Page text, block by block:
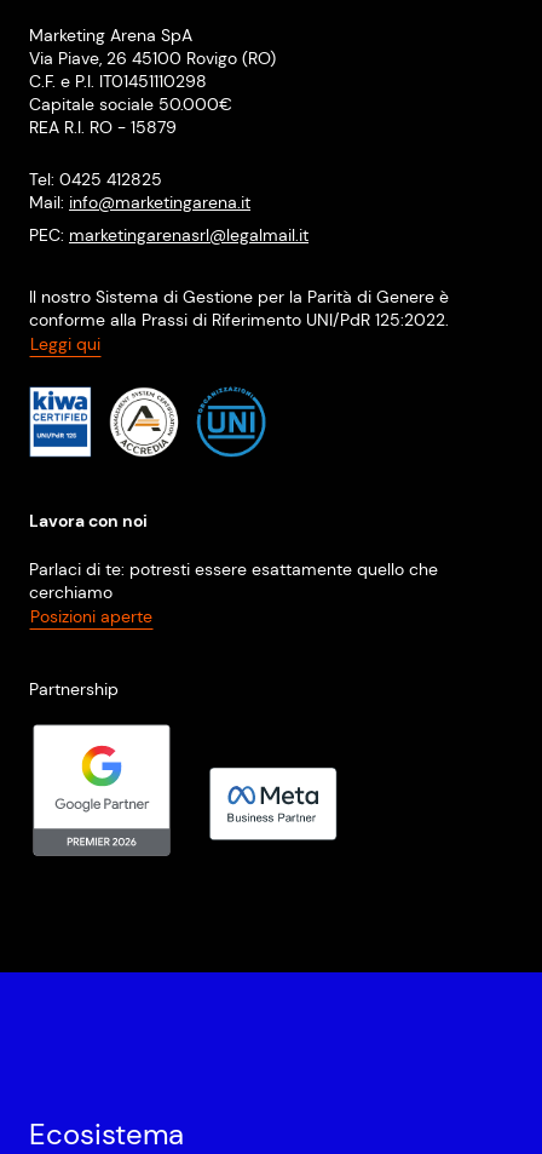
Marketing Arena SpA
Via Piave, 26 45100 Rovigo (RO)
C.F. e P.I. IT01451110298
Capitale sociale 50.000€
REA R.I. RO - 15879
Tel: 0425 412825
Mail: info@marketingarena.it
PEC: marketingarenasrl@legalmail.it
Il nostro Sistema di Gestione per la Parità di Genere è
conforme alla Prassi di Riferimento UNI/PdR 125:2022.
Leggi qui
Lavora con noi
Parlaci di te: potresti essere esattamente quello che
cerchiamo
Posizioni aperte
Partnership
Ecosistema